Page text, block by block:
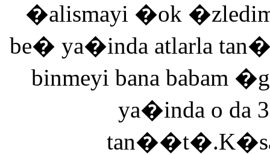
�alismayi �ok
be� ya�inda atlarla
binmeyi bana babam
ya�inda o da